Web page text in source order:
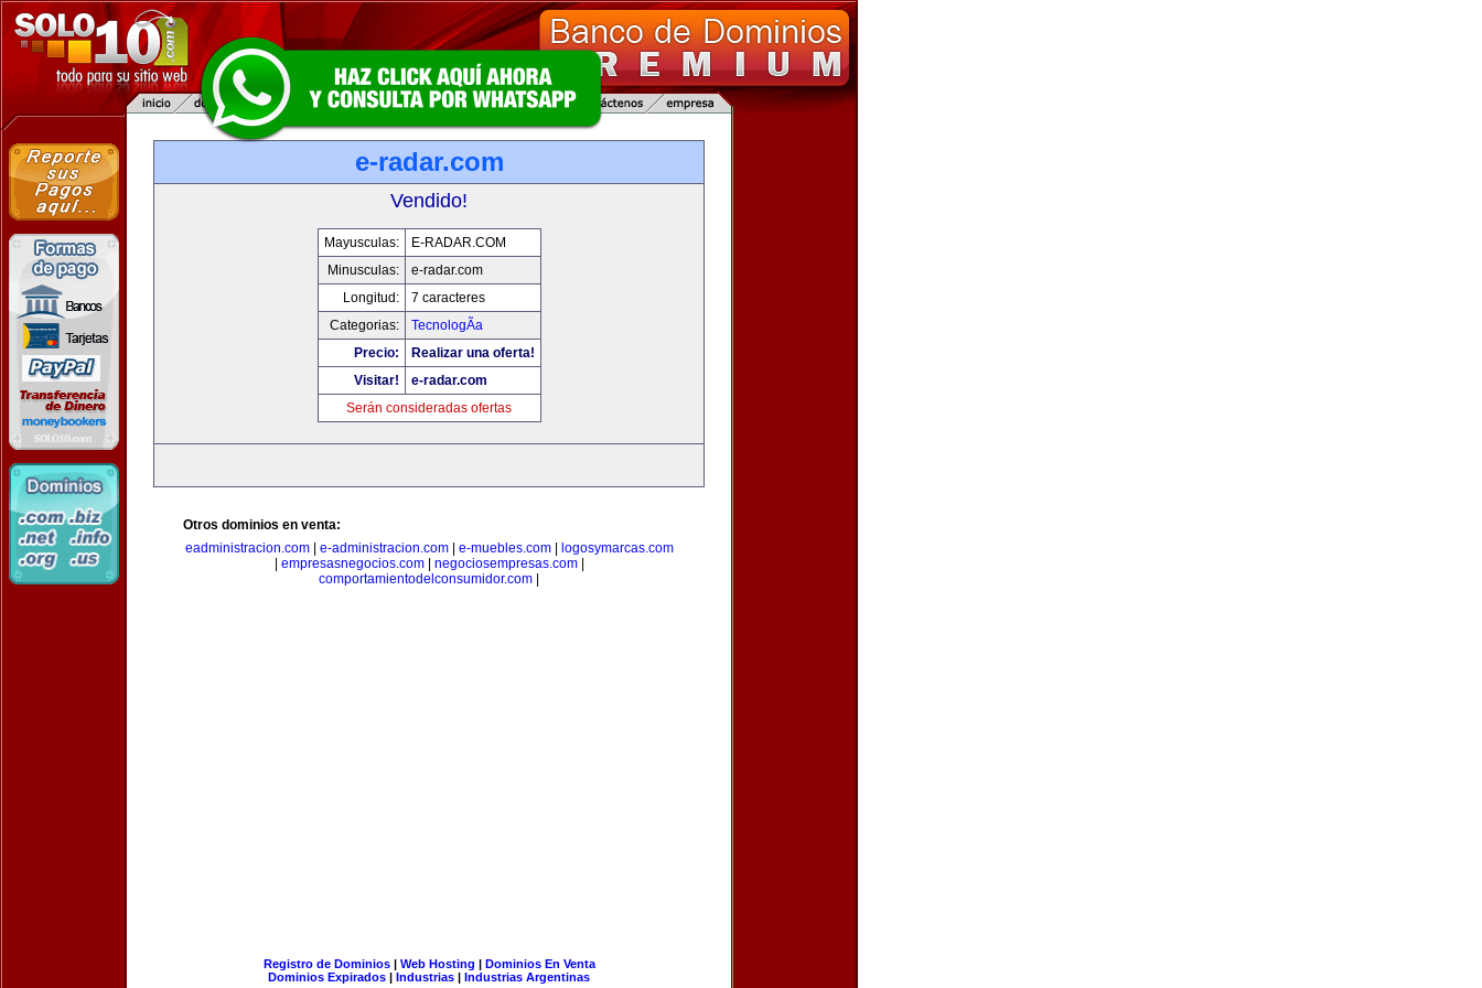
e-radar.com
Vendido!
Mayusculas:
E-RADAR.COM
Minusculas:
e-radar.com
Longitud:
7 caracteres
Categorias:
TecnologÃ­a
Precio:
Realizar una oferta!
Visitar!
e-radar.com
Serán consideradas ofertas
Otros dominios en venta:
eadministracion.com| e-administracion.com| e-muebles.com|
logosymarcas.com
empresasnegocios.com| negociosempresas.com|
comportamientodelconsumidor.com
Registro de Dominios| Web Hosting | Dominios En Venta
Dominios Expirados | Industrias | Industrias Argentinas